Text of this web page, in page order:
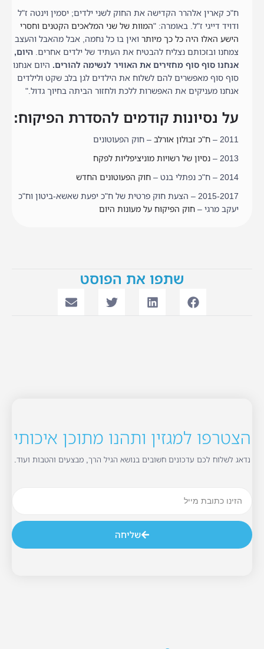
ח"כ קארין אלהרר הקדישה את החוק לשני ילדים; יסמין וינטה ז"ל
ודויד דייגי ז"ל. באומרה: "המוות של שני המלאכים הקטנים וחסרי
הישע האלו היה כל כך מיותרואין בו כל נחמה, אבל מהאבל והעצב
צמחנו ובזכותם נצליח להבטיח את העתיד של ילדים אחרים. היום,
אנחנו סוף סוף מחזירים את האוויר לנשימה להורים.היום אנחנו
סוף סוף מאפשרים להם לשלוח את הילדים לגן בלב שקט ולילדים
אנחנו מעניקים את האפשרות ללכת ולחזור הביתה בחיוך גדול."
על נסיונות קודמים להסדרת הפיקוח:
2011 – ח"כ זבולון אורלב– חוק הפעוטונים
2013 –
נסיון של רשויות מוניציפליות לפקח
2014 – ח"כ נפתלי בנט –
חוק הפעוטונים החדש
2015-2017 – הצעת חוק פרטית של ח"כ יפעת שאשא-ביטון וח"כ
יעקב מרגי – חוק הפיקוח על מעונות היום
שתפו את הפוסט
הצטרפו למגזין ותהנו מתוכן איכותי
נדאג לשלוח לכם עדכונים חשובים בנושא הגיל הרך, מבצעים והטבות ועוד.
שליחה